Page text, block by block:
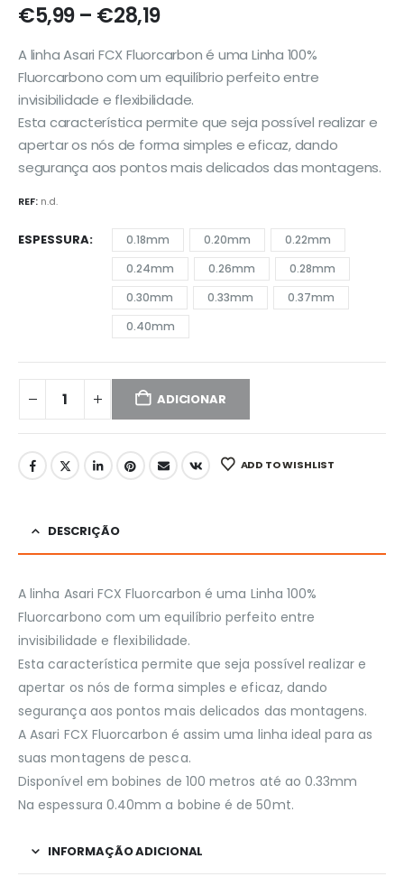
€5,99 – €28,19Price
€5,99
through
€28,19
A linha Asari FCX Fluorcarbon é uma Linha 100%
Fluorcarbono com um equilíbrio perfeito entre
invisibilidade e flexibilidade.
Esta característica permite que seja possível realizar e
apertar os nós de forma simples e eficaz, dando
segurança aos pontos mais delicados das montagens.
REF: n.d.
ESPESSURA 0.18mm 0.20mm
0.22mm
0.24mm
0.26mm
0.28mm
0.30mm
0.33mm
0.37mm
0.40mm
ADICIONAR
ADD TO WISHLIST
DESCRIÇÃO
A linha Asari FCX Fluorcarbon é uma Linha 100%
Fluorcarbono com um equilíbrio perfeito entre
invisibilidade e flexibilidade.
Esta característica permite que seja possível realizar e
apertar os nós de forma simples e eficaz, dando
segurança aos pontos mais delicados das montagens.
A Asari FCX Fluorcarbon é assim uma linha ideal para as
suas montagens de pesca.
Disponível em bobines de 100 metros até ao 0.33mm
Na espessura 0.40mm a bobine é de 50mt.
INFORMAÇÃO ADICIONAL